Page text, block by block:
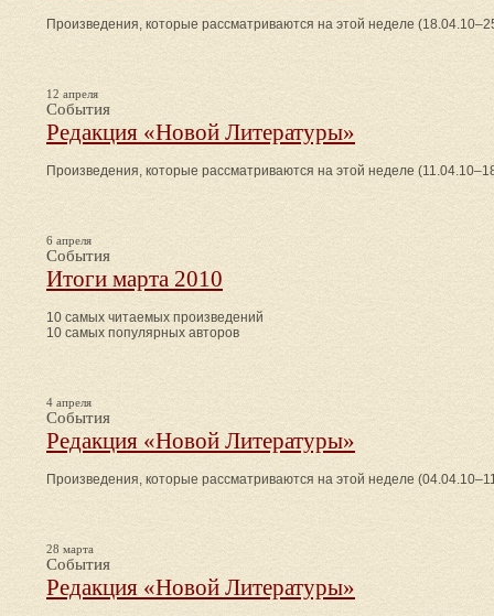
Произведения, которые рассматриваются на этой неделе
12 апреля
События
Редакция «Новой Литературы»
Произведения, которые рассматриваются на этой неделе
6 апреля
События
Итоги марта 2010
10 самых читаемых произведений
10 самых популярных авторов
4 апреля
События
Редакция «Новой Литературы»
Произведения, которые рассматриваются на этой неделе
28 марта
События
Редакция «Новой Литературы»